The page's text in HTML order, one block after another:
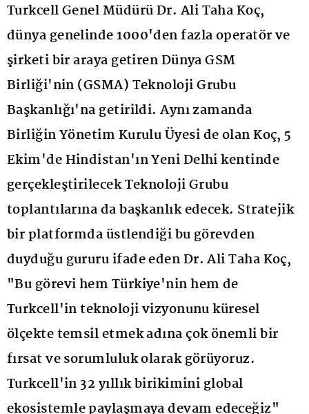
Turkcell Genel Müdürü Dr. Ali Taha Koç,
dünya genelinde 1000'den fazla operatör ve
şirketi bir araya getiren Dünya GSM
Birliği'nin (GSMA) Teknoloji Grubu
Başkanlığı'na getirildi. Aynı zamanda
Birliğin Yönetim Kurulu Üyesi de olan Koç, 5
Ekim'de Hindistan'ın Yeni Delhi kentinde
gerçekleştirilecek Teknoloji Grubu
toplantılarına da başkanlık edecek. Stratejik
bir platformda üstlendiği bu görevden
duyduğu gururu ifade eden Dr. Ali Taha Koç,
"Bu görevi hem Türkiye'nin hem de
Turkcell'in teknoloji vizyonunu küresel
ölçekte temsil etmek adına çok önemli bir
fırsat ve sorumluluk olarak görüyoruz.
Turkcell'in 32 yıllık birikimini global
ekosistemle paylaşmaya devam edeceğiz"